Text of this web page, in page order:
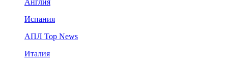
Англия
Испания
АПЛ Top News
Италия